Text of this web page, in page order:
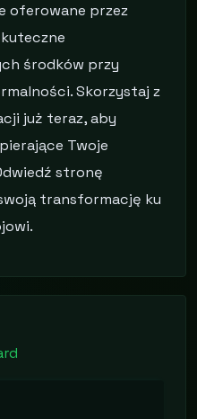
oferowane przez
środków przy
Skorzystaj z
już teraz, aby
Twoje
stronę
transformację ku